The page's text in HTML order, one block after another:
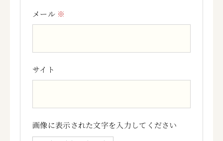
メール ※
サイト
画像に表示された文字を入力してください